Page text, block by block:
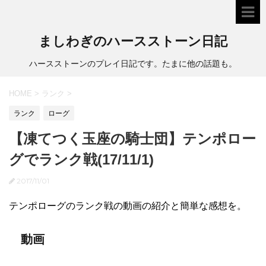
ましわぎのハースストーン日記
ハースストーンのプレイ日記です。たまに他の話題も。
HOME > ランク >
ランク ローグ
【凍てつく玉座の騎士団】テンポロー
グでランク戦(17/11/1)
2017/11/01
テンポローグのランク戦の動画の紹介と簡単な感想を。
動画